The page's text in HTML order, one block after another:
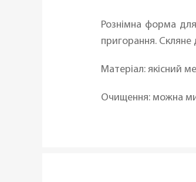
Рознімна форма
пригорання. Скляне
Матеріал: якісний
Очищення: можна